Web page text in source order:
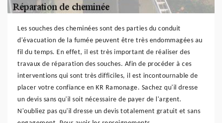
Les souches des cheminées sont des parties du conduit
d'évacuation de la fumée peuvent être très endommagées au
fil du temps. En effet, il est très important de réaliser des
travaux de réparation des souches. Afin de procéder à ces
interventions qui sont très difficiles, il est incontournable de
placer votre confiance en KR Ramonage. Sachez qu'il dresse
un devis sans qu'il soit nécessaire de payer de l'argent.
N'oubliez pas qu'il dresse un devis totalement gratuit et sans